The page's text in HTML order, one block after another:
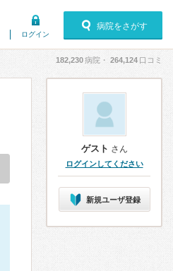
ログイン
病院をさがす
182,230病院・ 264,124 口コミ
ゲスト さん
ログインしてください
新規ユーザ登録